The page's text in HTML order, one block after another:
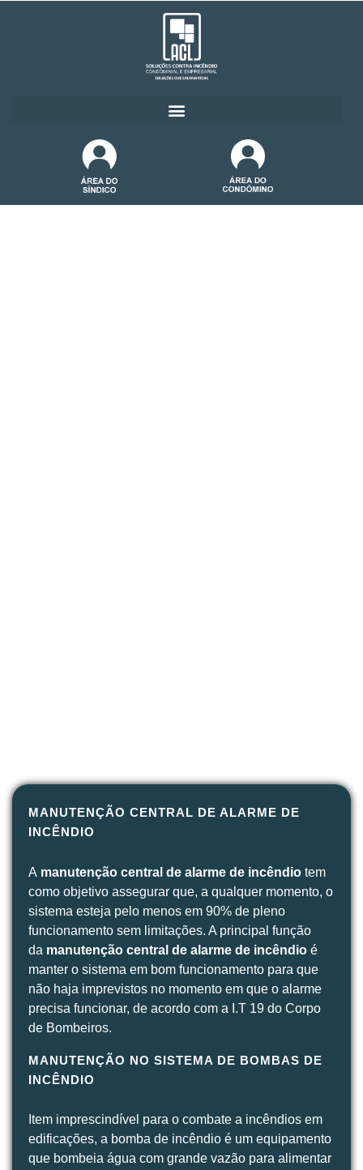
MANUTENÇÃO CENTRAL DE ALARME DE
INCÊNDIO
A manutenção central de alarme de incêndio tem
como objetivo assegurar que, a qualquer momento, o
sistema esteja pelo menos em 90% de pleno
funcionamento sem limitações. A principal função
da manutenção central de alarme de incêndio é
manter o sistema em bom funcionamento para que
não haja imprevistos no momento em que o alarme
precisa funcionar, de acordo com a I.T 19 do Corpo
de Bombeiros.
MANUTENÇÃO NO SISTEMA DE BOMBAS DE
INCÊNDIO
Item imprescindível para o combate a incêndios em
edificações, a bomba de incêndio é um equipamento
que bombeia água com grande vazão para alimentar